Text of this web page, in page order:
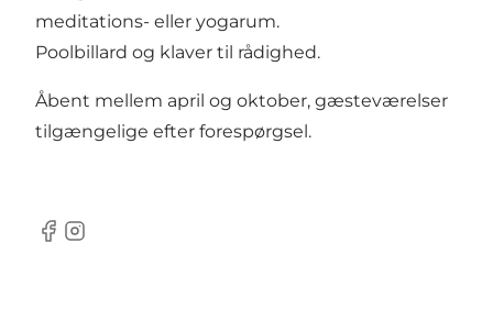
meditations- eller yogarum.
Poolbillard og klaver til rådighed.
Åbent mellem april og oktober, gæsteværelser
tilgængelige efter forespørgsel.
Facebook
Instagram